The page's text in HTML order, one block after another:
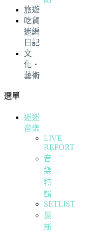
旅遊
吃貨
迷編
日記
文
化・
藝術
選單
迷迷
音樂
LIVE
REPORT
音
樂
特
輯
SETLIST
最
新